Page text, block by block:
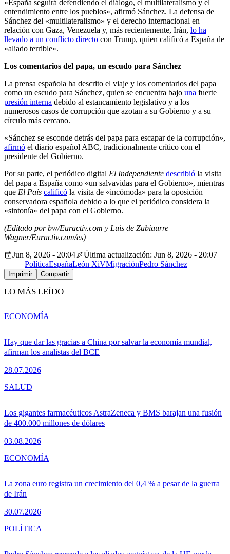
«España seguirá defendiendo el diálogo, el multilateralismo y el
entendimiento entre los pueblos», afirmó Sánchez. La defensa de
Sánchez del «multilateralismo» y el derecho internacional en
relación con Gaza, Venezuela y, más recientemente, Irán, lo ha
llevado a un conflicto directo con Trump, quien calificó a España de
«aliado terrible».
Los comentarios del papa, un escudo para Sánchez
La prensa española ha descrito el viaje y los comentarios del papa
como un escudo para Sánchez, quien se encuentra bajo una fuerte
presión interna debido al estancamiento legislativo y a los
numerosos casos de corrupción que azotan a su Gobierno y a su
círculo más cercano.
«Sánchez se esconde detrás del papa para escapar de la corrupción»,
afirmó el diario español ABC, tradicionalmente crítico con el
presidente del Gobierno.
Por su parte, el periódico digital El Independiente describió la visita
del papa a España como «un salvavidas para el Gobierno», mientras
que El País calificó la visita de «incómoda» para la oposición
conservadora española debido a lo que el periódico considera la
«sintonía» del papa con el Gobierno.
(Editado por bw/Euractiv.com y Luis de Zubiaurre
Wagner/Euractiv.com/es)
Jun 8, 2026 - 20:04
Última actualización: Jun 8, 2026 - 20:07
PolíticaEspañaLeón XiVMigraciónPedro Sánchez
Imprimir Compartir
LO MÁS LEÍDO
Hay que dar las gracias a China por salvar la economía mundial,
afirman los analistas del BCE
28.07.2026
ECONOMÍA
Los gigantes farmacéuticos AstraZeneca y BMS barajan una fusión
de 400.000 millones de dólares
03.08.2026
SALUD
La zona euro registra un crecimiento del 0,4 % a pesar de la guerra
de Irán
30.07.2026
ECONOMÍA
POLÍTICA